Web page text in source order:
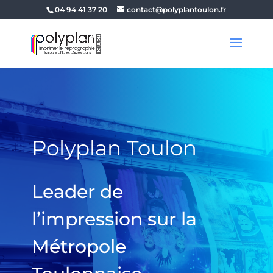
04 94 41 37 20 contact@polyplantoulon.fr
Polyplan Toulon
Leader de
l’impression sur la
Métropole